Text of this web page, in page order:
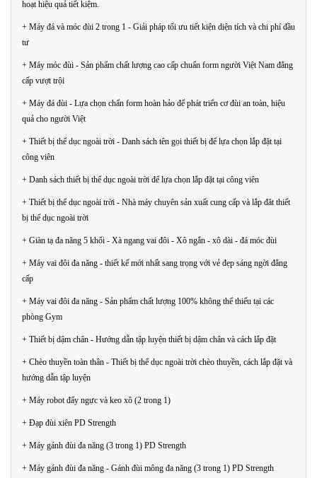
hoạt hiệu quả tiết kiệm.
+ Máy đá và móc đùi 2 trong 1 - Giải pháp tối ưu tiết kiện diện tích và chi phí đầu
tư
+ Máy móc đùi - Sản phẩm chất lượng cao cấp chuẩn form người Việt Nam đẳng
cấp vượt trội
+ Máy đá đùi - Lựa chọn chẩn form hoàn hảo để phát triển cơ đùi an toàn, hiệu
quả cho người Việt
+ Thiết bị thể dục ngoài trời - Danh sách tên gọi thiết bị để lựa chọn lắp đặt tại
công viên
+ Danh sách thiết bị thể dục ngoài trời để lựa chọn lắp đặt tại công viên
+ Thiết bị thể dục ngoài trời - Nhà máy chuyên sản xuất cung cấp và lắp đăt thiết
bị thể dục ngoài trời
+ Giàn tạ đa năng 5 khối - Xà ngang vai đôi - Xô ngắn - xô dài - đá móc đùi
+ Máy vai đôi đa năng - thiết kế mới nhất sang trọng với vẻ đẹp sáng ngời đẳng
cấp
+ Máy vai đôi đa năng - Sản phẩm chất lượng 100% không thể thiếu tại các
phòng Gym
+ Thiết bị dậm chân - Hướng dẫn tập luyện thiết bị dậm chân và cách lắp đặt
+ Chèo thuyền toàn thân - Thiết bị thể dục ngoài trời chèo thuyền, cách lắp đặt và
hướng dẫn tập luyện
+ Máy robot đẩy ngực và keo xô (2 trong 1)
+ Đạp đùi xiên PD Strength
+ Máy gánh đùi đa năng (3 trong 1) PD Strength
+ Máy gánh đùi đa năng - Gánh đùi mông đa năng (3 trong 1) PD Strength